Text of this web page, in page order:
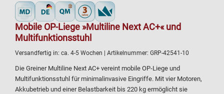
Mobile OP-Liege »Multiline Next AC+« und
Multifunktionsstuhl
Versandfertig in: ca. 4-5 Wochen | Artikelnummer: GRP-42541-10
Die Greiner Multiline Next AC+ vereint mobile OP-Liege und
Multifunktionsstuhl für minimalinvasive Eingriffe. Mit vier Motoren,
Akkubetrieb und einer Belastbarkeit bis 220 kg ermöglicht sie